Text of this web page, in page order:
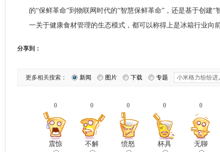
的“保鲜革命”到物联网时代的“智慧保鲜革命”，还是基于创建“
一关于健康食材管理的生态模式，都可以称得上是冰箱行业向
分享到：
更多相关搜索： 新闻 图片 下载 专题
0
震惊
0
不解
0
愤怒
0
杯具
0
无聊